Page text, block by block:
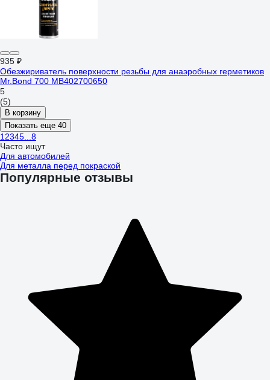
935 ₽
Обезжириватель поверхности резьбы для анаэробных герметиков
Mr.Bond 700 MB402700650
5
(5)
В корзину
Показать еще 40
1 2345
8
Часто ищут
Для автомобилей
Для металла перед покраской
Популярные отзывы